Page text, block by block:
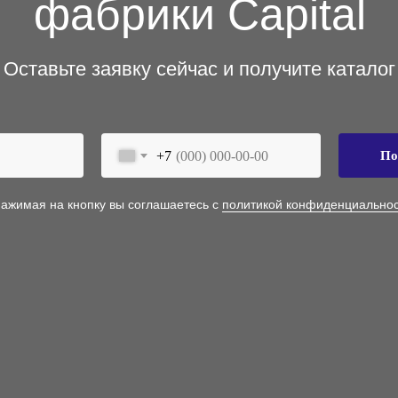
фабрики Capital
Оставьте заявку сейчас и получите каталог
+7
на кнопку вы соглашаетесь с политикой